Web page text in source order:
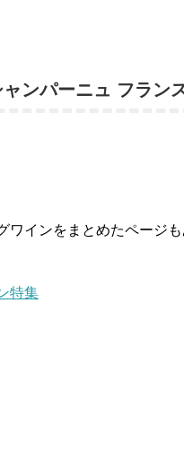
ンパーニュ フラン
ワインをまとめたページ
特集